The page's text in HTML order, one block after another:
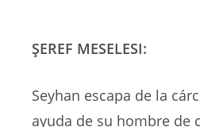
ŞEREF MESELESI:
Seyhan escapa de la
ayuda de su hombre de